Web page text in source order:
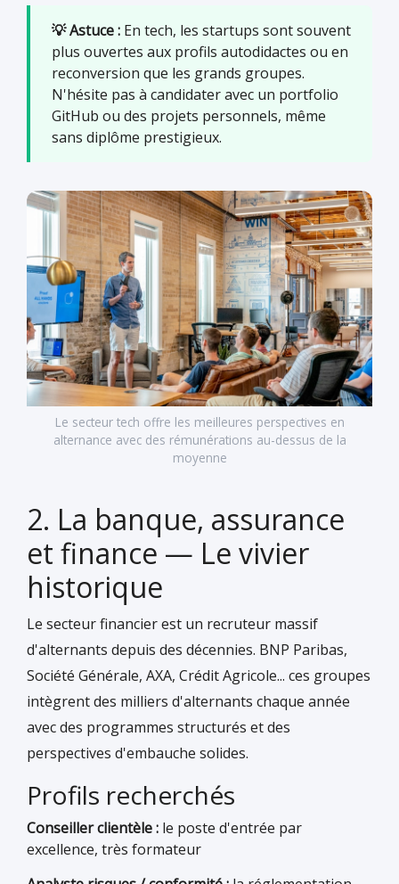
💡 Astuce : En tech, les startups sont souvent
plus ouvertes aux profils autodidactes ou en
reconversion que les grands groupes.
N'hésite pas à candidater avec un portfolio
GitHub ou des projets personnels, même
sans diplôme prestigieux.
Le secteur tech offre les meilleures perspectives en
alternance avec des rémunérations au-dessus de la
moyenne
2. La banque, assurance
et finance — Le vivier
historique
Le secteur financier est un recruteur massif
d'alternants depuis des décennies. BNP Paribas,
Société Générale, AXA, Crédit Agricole... ces groupes
intègrent des milliers d'alternants chaque année
avec des programmes structurés et des
perspectives d'embauche solides.
Profils recherchés
Conseiller clientèle : le poste d'entrée par
excellence, très formateur